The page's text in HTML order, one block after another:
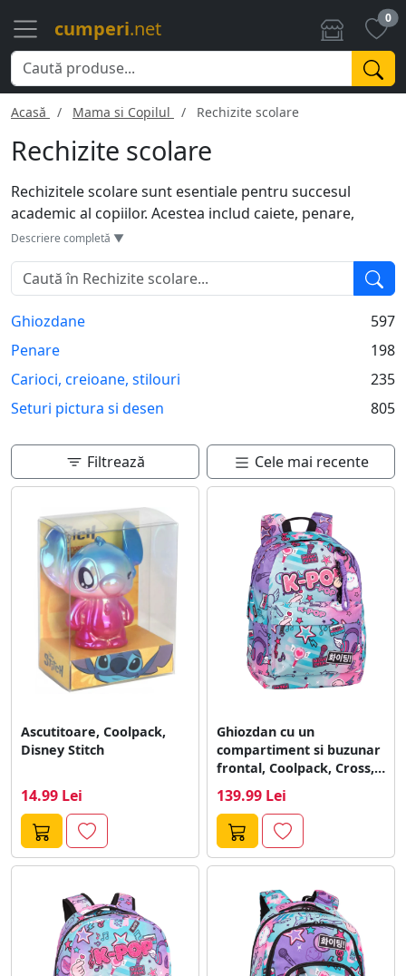
cumperi.net 0
Acasă Mama si Copilul Rechizite scolare
Rechizite scolare
Rechizitele scolare sunt esentiale pentru succesul
academic al copiilor. Acestea includ caiete, penare,
creioane, markere, rigle si multe altele. Ghiozdanele
ajuta la transportul tuturor acestor articole in mod
organizat. Rechizitele de calitate sunt concepute pentru
a rezista uzurii zilnice si pentru a facilita procesul de
invatare. Unele rechizite sunt tematice sau
personalizate, sporind entuziasmul copiilor pentru
sarcinilor si a timpului.
Descriere completă ▼
Ghiozdane
597
Penare
198
Carioci, creioane, stilouri
235
Seturi pictura si desen
805
Filtrează Cele mai recente
Ascutitoare, Coolpack,
Disney Stitch
14.99 Lei
Ghiozdan cu un
compartiment si buzunar
frontal, Coolpack, Cross,
139.99 Lei